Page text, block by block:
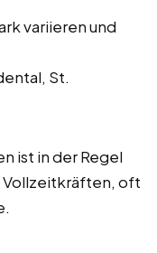
variieren und
St.
ist in der Regel
Vollzeitkräften, oft